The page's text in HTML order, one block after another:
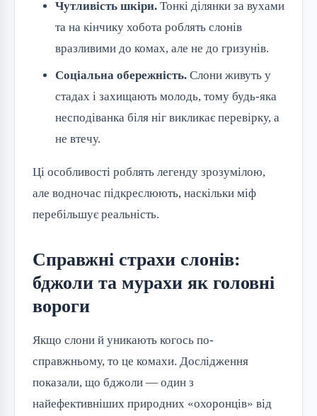
Чутливість шкіри. Тонкі ділянки за вухами
та на кінчику хобота роблять слонів
вразливими до комах, але не до гризунів.
Соціальна обережність. Слони живуть у
стадах і захищають молодь, тому будь-яка
несподіванка біля ніг викликає перевірку, а
не втечу.
Ці особливості роблять легенду зрозумілою,
але водночас підкреслюють, наскільки міф
перебільшує реальність.
Справжні страхи слонів:
бджоли та мурахи як головні
вороги
Якщо слони й уникають когось по-
справжньому, то це комахи. Дослідження
показали, що бджоли — один з
найефективніших природних «охоронців» від